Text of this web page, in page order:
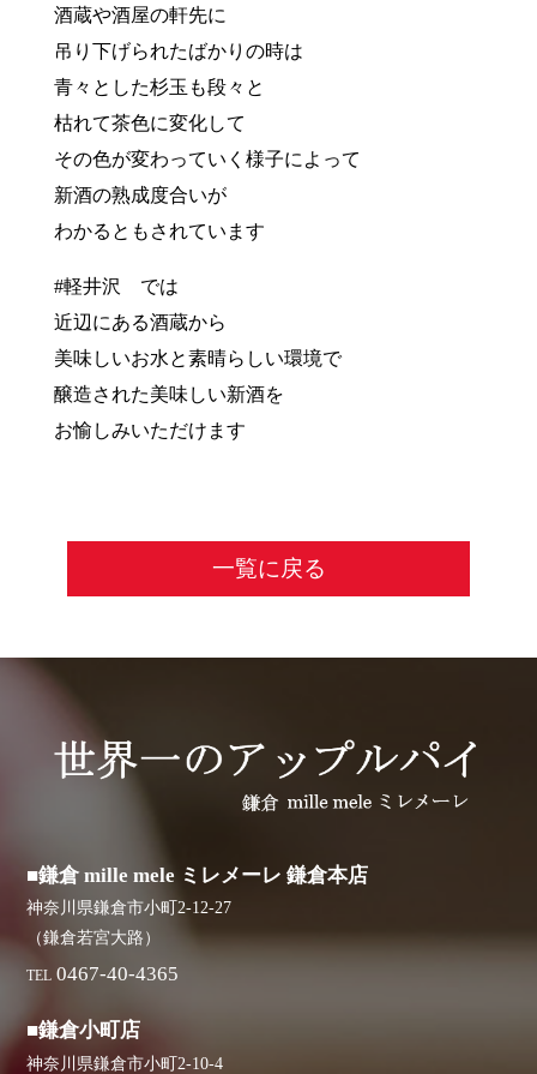
酒蔵や酒屋の軒先に
吊り下げられたばかりの時は
青々とした杉玉も段々と
枯れて茶色に変化して
その色が変わっていく様子によって
新酒の熟成度合いが
わかるともされています
#軽井沢 では
近辺にある酒蔵から
美味しいお水と素晴らしい環境で
醸造された美味しい新酒を
お愉しみいただけます
一覧に戻る
■鎌倉 mille mele ミレメーレ 鎌倉本店
神奈川県鎌倉市小町2-12-27
（鎌倉若宮大路）
TEL 0467-40-4365
■鎌倉小町店
神奈川県鎌倉市小町2-10-4